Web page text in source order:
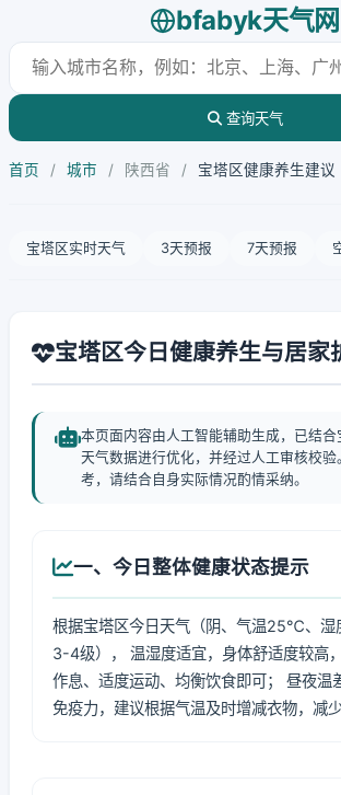
bfabyk天气网
查询天气
首页 / 城市 / 陕西省 / 宝塔区健康养生建议
宝塔区实时天气 3天预报 7天预报
宝塔区今日健康养生与居家
本页面内容由人工智能辅助生成，已结
天气数据进行优化，并经过人工审核校验
考，请结合自身实际情况酌情采纳。
一、今日整体健康状态提示
根据宝塔区今日天气（阴、气温25℃、湿
3-4级）， 温湿度适宜，身体舒适度较高
作息、适度运动、均衡饮食即可； 昼夜温
免疫力，建议根据气温及时增减衣物，减少